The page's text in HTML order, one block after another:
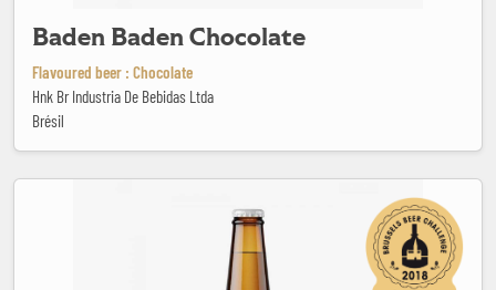
Baden Baden Chocolate
Flavoured beer : Chocolate
Hnk Br Industria De Bebidas Ltda
Brésil